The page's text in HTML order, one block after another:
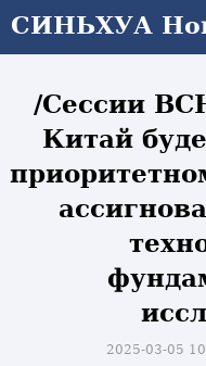
СИНЬХУА
СИНЬХУА
/Сессии
Китай
2025-03-05